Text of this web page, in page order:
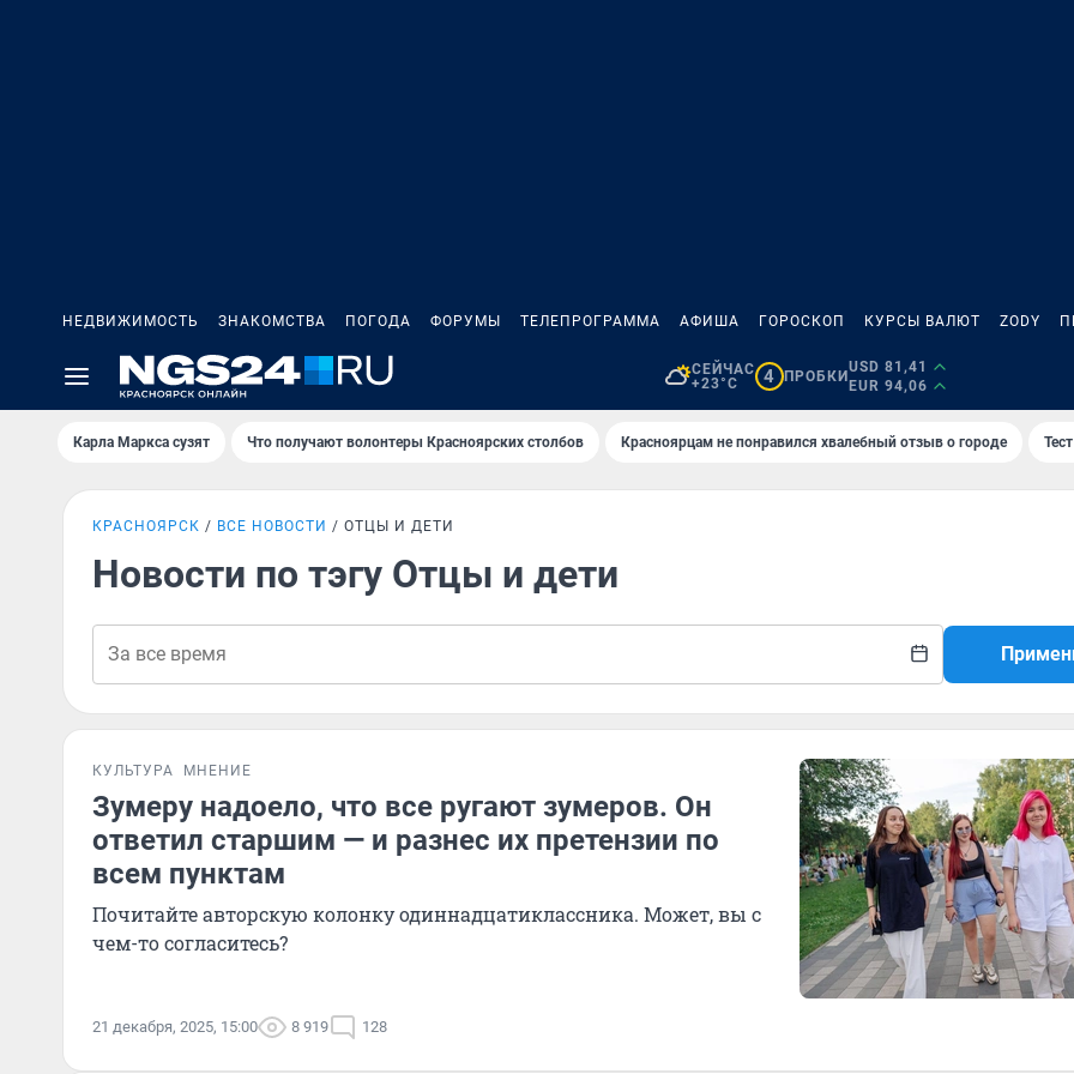
НЕДВИЖИМОСТЬ ЗНАКОМСТВА ПОГОДА ФОРУМЫ ТЕЛЕПРОГРАММА АФИША ГОРОСКОП КУРСЫ ВАЛЮТ ZODY
СЕЙЧАС
+23°C
4 ПРОБКИ
USD 81,41
EUR 94,06
Карла Маркса сузят Что получают волонтеры Красноярских столбов Красноярцам не понравился хвалебный отзыв о городе
КРАСНОЯРСК ВСЕ НОВОСТИ ОТЦЫ И ДЕТИ
Новости по тэгу Отцы и дети
КУЛЬТУРА МНЕНИЕ
Зумеру надоело, что все ругают зумеров. Он
ответил старшим — и разнес их претензии по
всем пунктам
Почитайте авторскую колонку одиннадцатиклассника. Может, вы с
чем-то согласитесь?
21 декабря, 2025, 15:00 8 919 128